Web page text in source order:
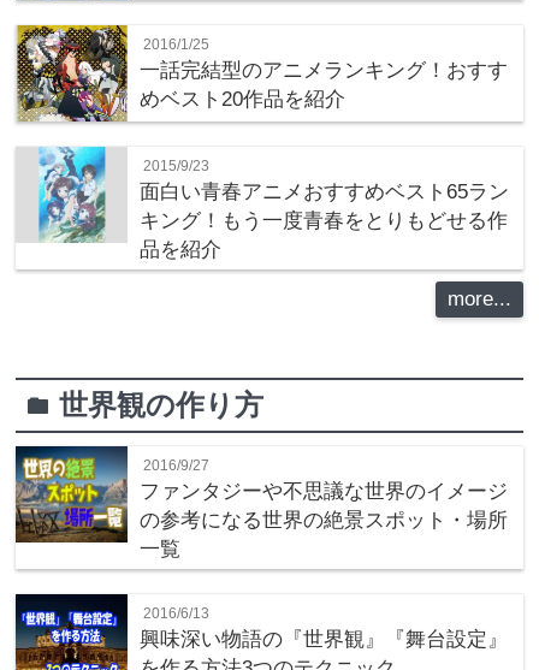
2016/1/25
一話完結型のアニメランキング！おすす
めベスト20作品を紹介
2015/9/23
面白い青春アニメおすすめベスト65ラン
キング！もう一度青春をとりもどせる作
品を紹介
more...
folder世界観の作り方
2016/9/27
ファンタジーや不思議な世界のイメージ
の参考になる世界の絶景スポット・場所
一覧
2016/6/13
興味深い物語の『世界観』『舞台設定』